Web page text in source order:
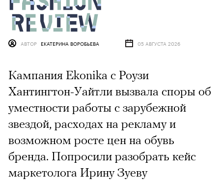
АВТОР ЕКАТЕРИНА ВОРОБЬЕВА 05 АВГУСТА 2026
Кампания Ekonika с Роузи
Хантингтон-Уайтли вызвала споры об
уместности работы с зарубежной
звездой, расходах на рекламу и
возможном росте цен на обувь
бренда. Попросили разобрать кейс
маркетолога Ирину Зуеву